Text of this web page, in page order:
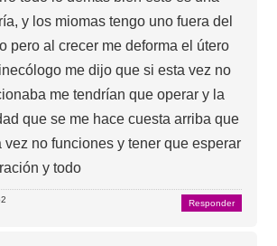
y los miomas tengo uno fuera del
pero al crecer me deforma el útero
me dijo que si esta vez no
me tendrían que operar y la
que se me hace cuesta arriba que
vez no funciones y tener que esperar
y todo
Responder